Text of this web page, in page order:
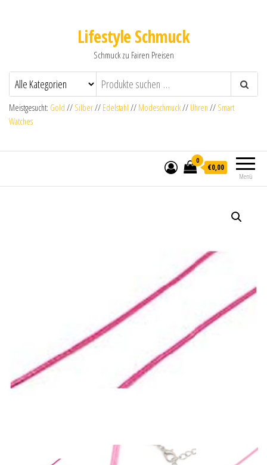
Lifestyle Schmuck
Schmuck zu Fairen Preisen
Meistgesucht: Gold // Silber// Edelstahl // Modeschmuck// Uhren // Smart
Watches
Menü
0
€0,00